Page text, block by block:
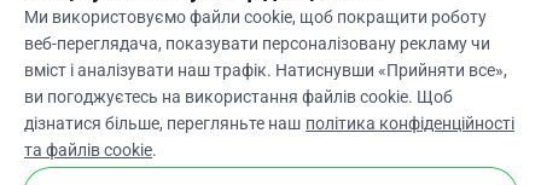
Ukarrow_drop_down
★★★★★4,9 / 5 на основі 500+ відгуків
Ми використовуємо файли cookie, щоб покращити роботу
веб-переглядача, показувати персоналізовану рекламу чи
вміст і аналізувати наш трафік. Натиснувши «Прийняти все»,
ви погоджуєтесь на використання файлів cookie. Щоб
дізнатися більше, перегляньте наш політика конфіденційності
та файлів cookie.